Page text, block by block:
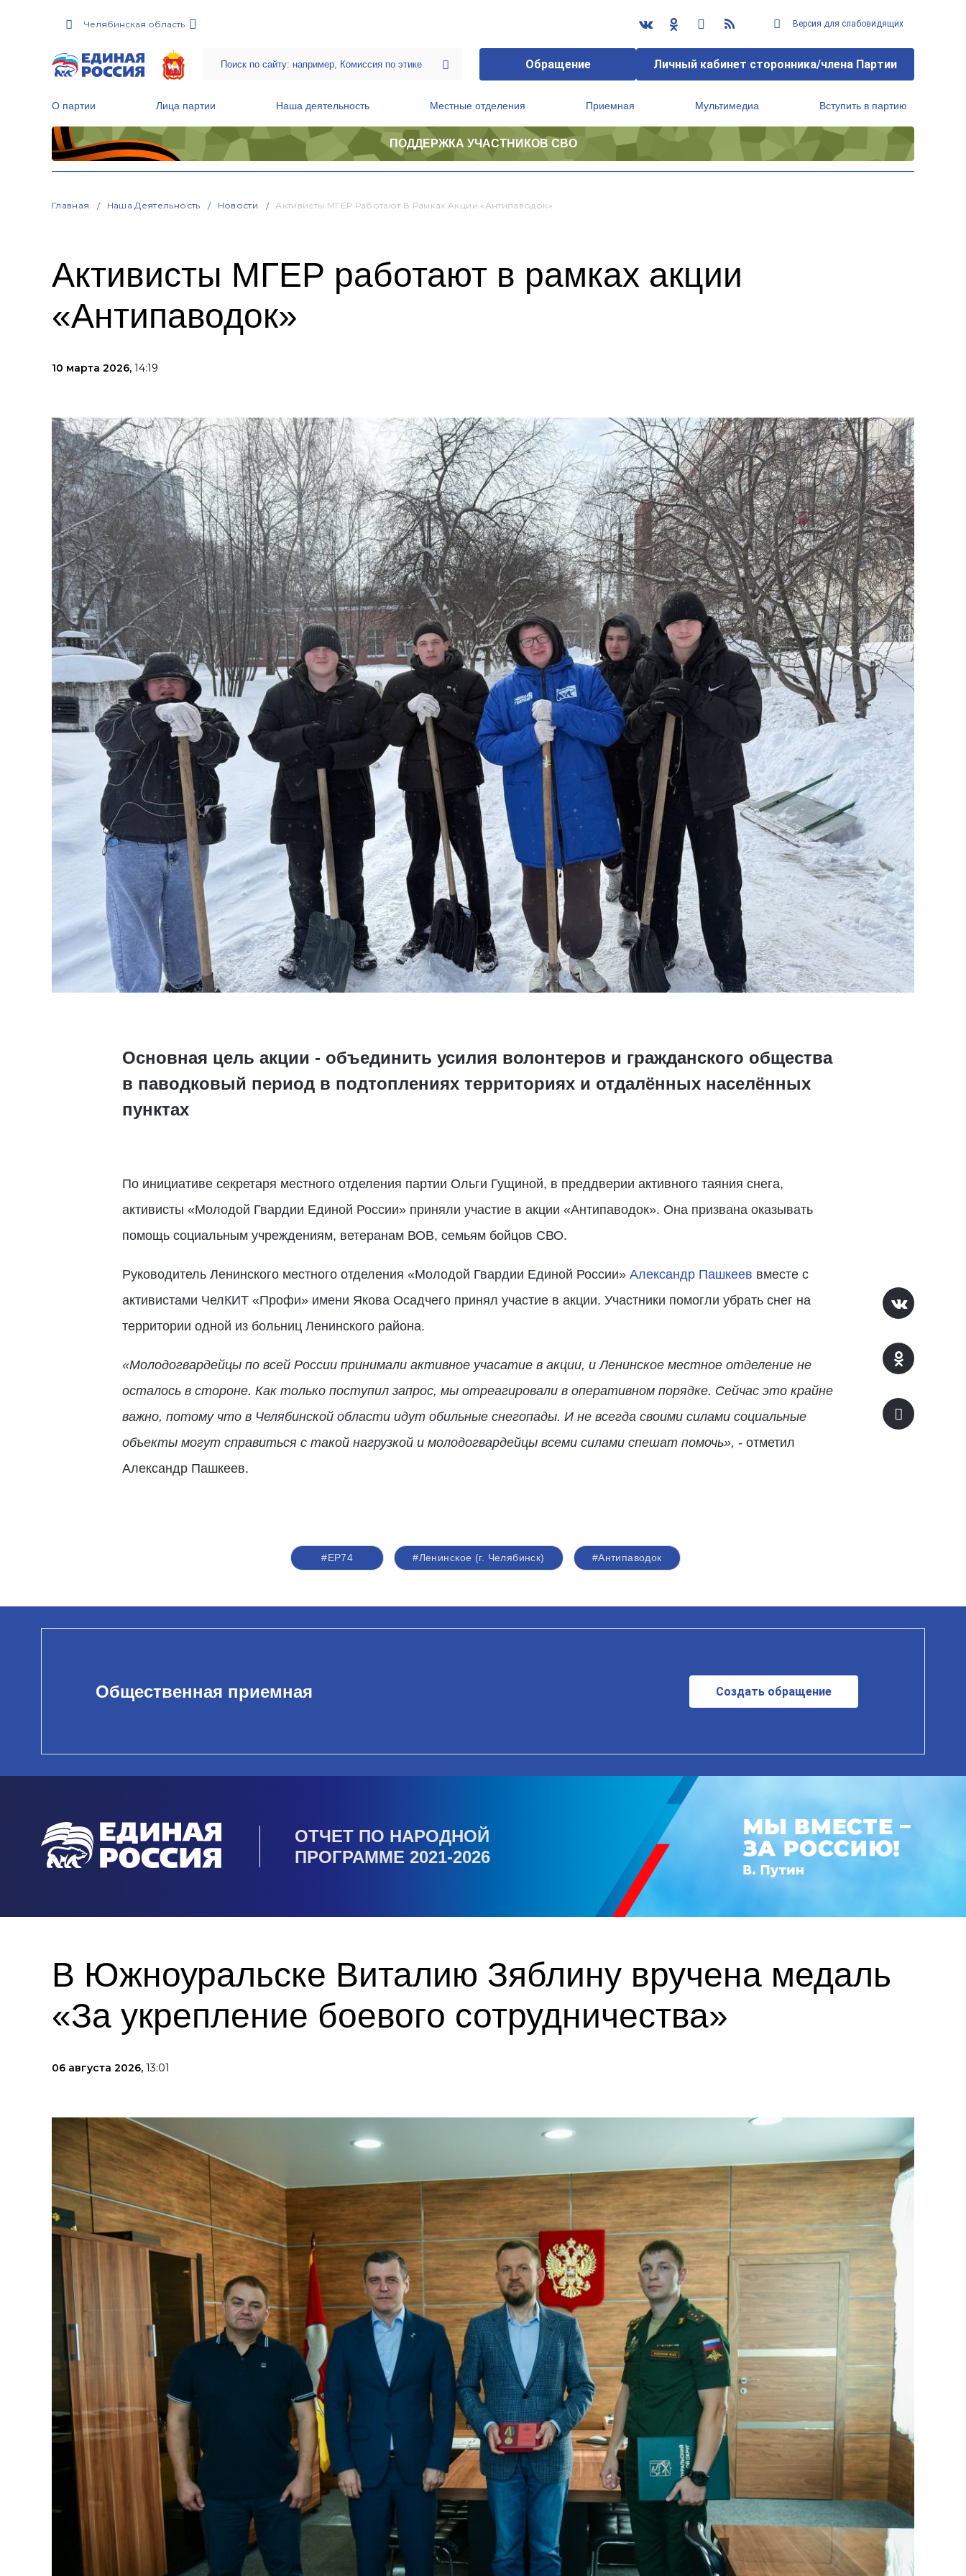
Челябинская область Версия для слабовидящих
Обращение Личный кабинет сторонника/члена Партии
О партии Лица партии Наша деятельность Местные отделения Приемная Мультимедиа Вступить в партию
ПОДДЕРЖКА УЧАСТНИКОВ СВО
Главная Наша Деятельность Новости Активисты МГЕР Работают В Рамках Акции «Антипаводок»
Активисты МГЕР работают в рамках акции
«Антипаводок»
10 марта 2026, 14:19
Основная цель акции - объединить усилия волонтеров и гражданского общества
в паводковый период в подтоплениях территориях и отдалённых населённых
пунктах
По инициативе секретаря местного отделения партии Ольги Гущиной, в преддверии активного таяния снега,
активисты «Молодой Гвардии Единой России» приняли участие в акции «Антипаводок». Она призвана оказывать
помощь социальным учреждениям, ветеранам ВОВ, семьям бойцов СВО.
Руководитель Ленинского местного отделения «Молодой Гвардии Единой России» Александр Пашкеев вместе с
активистами ЧелКИТ «Профи» имени Якова Осадчего принял участие в акции. Участники помогли убрать снег на
территории одной из больниц Ленинского района.
«Молодогвардейцы по всей России принимали активное учасатие в акции, и Ленинское местное отделение не
осталось в стороне. Как только поступил запрос, мы отреагировали в оперативном порядке. Сейчас это крайне
важно, потому что в Челябинской области идут обильные снегопады. И не всегда своими силами социальные
объекты могут справиться с такой нагрузкой и молодогвардейцы всеми силами спешат помочь», - отметил
Александр Пашкеев.
#ЕР74 #Ленинское (г. Челябинск) #Антипаводок
Общественная приемная Создать обращение
ОТЧЕТ ПО НАРОДНОЙ
ПРОГРАММЕ 2021-2026
В Южноуральске Виталию Зяблину вручена медаль
«За укрепление боевого сотрудничества»
06 августа 2026, 13:01